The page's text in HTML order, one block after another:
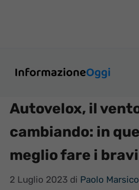
Autovelox, il
cambiando: in
meglio fare i bravi
2 Luglio 2023 di Paolo Marsico